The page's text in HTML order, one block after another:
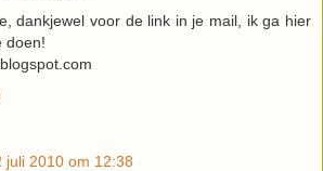
dankjewel voor de link in je mail, ik ga hier
doen!
juli 2010 om 12:38